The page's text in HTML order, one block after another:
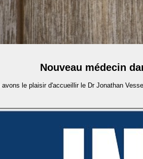
Nouveau médecin
avons le plaisir d'accueillir le Dr Jonathan